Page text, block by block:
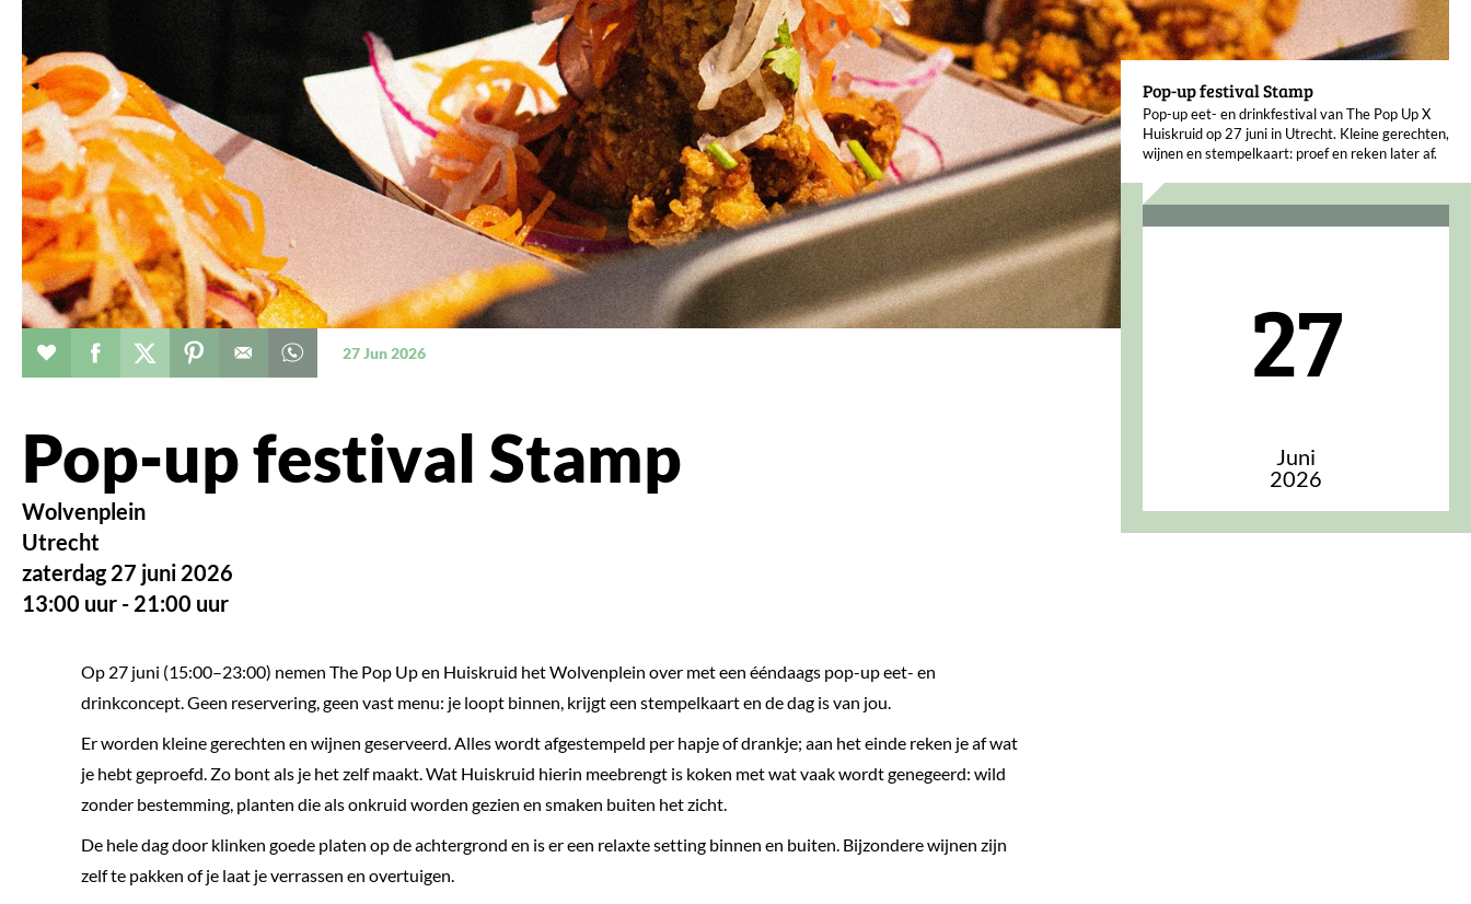
Pop-up festival Stamp
Pop-up eet- en drinkfestival van The Pop Up X
Huiskruid op 27 juni in Utrecht. Kleine gerechten,
wijnen en stempelkaart: proef en reken later af.
27
Juni
2026
Evenement toevoegen aan favorieten
Deel dit op facebook
Deel dit op twitter
Deel dit op pinterestWhatsapp dit bericht
27 Jun 2026
Pop-up festival Stamp
Wolvenplein
Utrecht
zaterdag 27 juni 2026
13:00 uur - 21:00 uur
Op 27 juni (15:00–23:00) nemen The Pop Up en Huiskruid het Wolvenplein over met een ééndaags pop-up eet- en
drinkconcept. Geen reservering, geen vast menu: je loopt binnen, krijgt een stempelkaart en de dag is van jou.
Er worden kleine gerechten en wijnen geserveerd. Alles wordt afgestempeld per hapje of drankje; aan het einde reken je af wat
je hebt geproefd. Zo bont als je het zelf maakt. Wat Huiskruid hierin meebrengt is koken met wat vaak wordt genegeerd: wild
zonder bestemming, planten die als onkruid worden gezien en smaken buiten het zicht.
De hele dag door klinken goede platen op de achtergrond en is er een relaxte setting binnen en buiten. Bijzondere wijnen zijn
zelf te pakken of je laat je verrassen en overtuigen.